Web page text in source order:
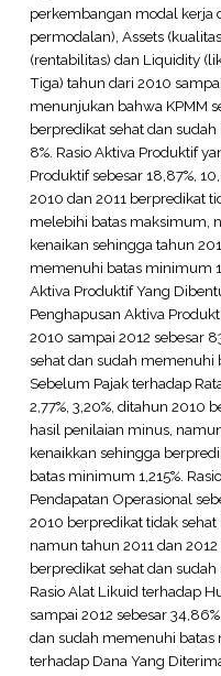
perkembangan modal
permodalan), Assets
(rentabilitas) dan Liquidity
Tiga) tahun dari 2010
menunjukan bahwa KPMM
berpredikat sehat dan
8%. Rasio Aktiva Produktif
Produktif sebesar 18,87%,
2010 dan 2011 berpredikat
melebihi batas maksimum,
kenaikan sehingga tahun
memenuhi batas minimum
Aktiva Produktif Yang
Penghapusan Aktiva
2010 sampai 2012 sebesar
sehat dan sudah memenuhi
Sebelum Pajak terhadap
2,77%, 3,20%, ditahun 2010
hasil penilaian minus,
kenaikkan sehingga
batas minimum 1,215%.
Pendapatan Operasional
2010 berpredikat tidak
namun tahun 2011 dan
berpredikat sehat dan
Rasio Alat Likuid terhadap
sampai 2012 sebesar
dan sudah memenuhi batas
terhadap Dana Yang